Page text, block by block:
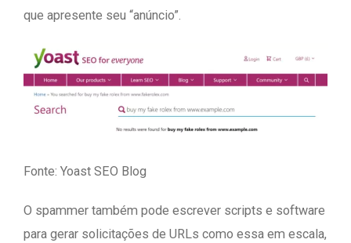
que apresente seu “anúncio”.
Fonte: Yoast SEO Blog
O spammer também pode escrever scripts e software
para gerar solicitações de URLs como essa em escala,